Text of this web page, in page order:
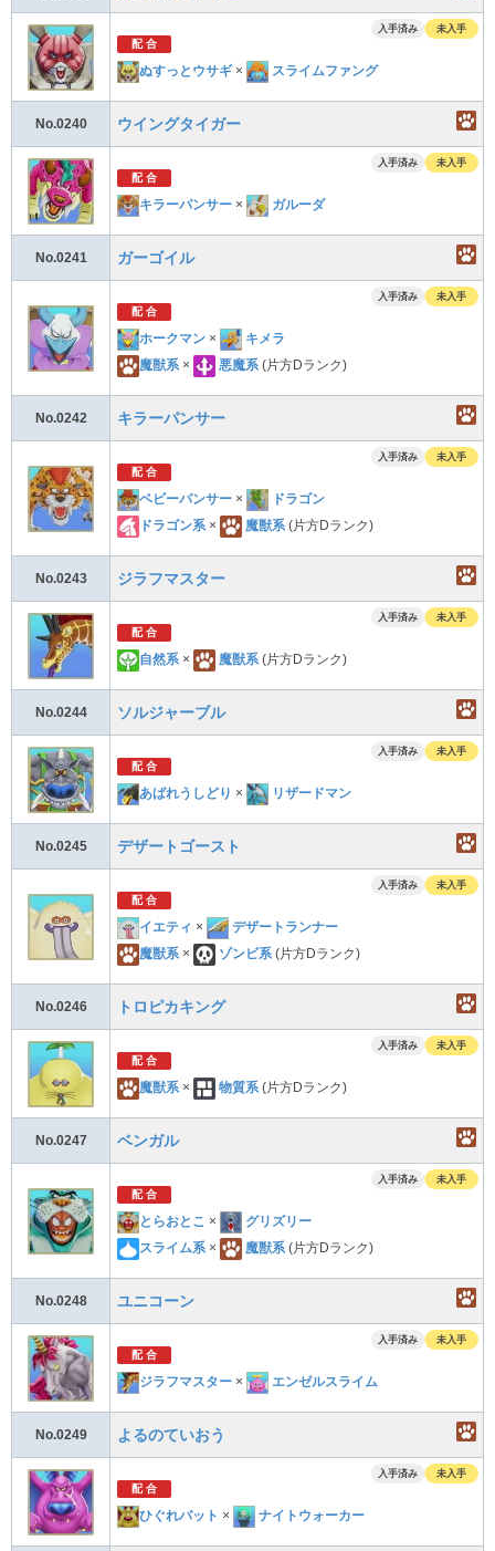
入手済み 未入手
配 合
ぬすっとウサギ× スライムファング
No.0240 ウイングタイガー
入手済み 未入手
配 合
キラーパンサー × ガルーダ
No.0241 ガーゴイル
入手済み 未入手
配 合
ホークマン ×
キメラ
魔獣系 × 悪魔系 (片方Dランク)
No.0242 キラーパンサー
入手済み 未入手
配 合
ベビーパンサー ×
ドラゴン
ドラゴン系 × 魔獣系 (片方Dランク)
No.0243 ジラフマスター
入手済み 未入手
配 合
自然系 × 魔獣系 (片方Dランク)
No.0244 ソルジャーブル
入手済み 未入手
配 合
あばれうしどり × リザードマン
No.0245 デザートゴースト
入手済み 未入手
配 合
イエティ ×
デザートランナー
魔獣系 × ゾンビ系 (片方Dランク)
No.0246 トロピカキング
入手済み 未入手
配 合
魔獣系 × 物質系 (片方Dランク)
No.0247 ベンガル
入手済み 未入手
配 合
とらおとこ ×
グリズリー
スライム系 × 魔獣系 (片方Dランク)
No.0248 ユニコーン
入手済み 未入手
配 合
ジラフマスター × エンゼルスライム
No.0249 よるのていおう
入手済み 未入手
配 合
ひぐれバット × ナイトウォーカー